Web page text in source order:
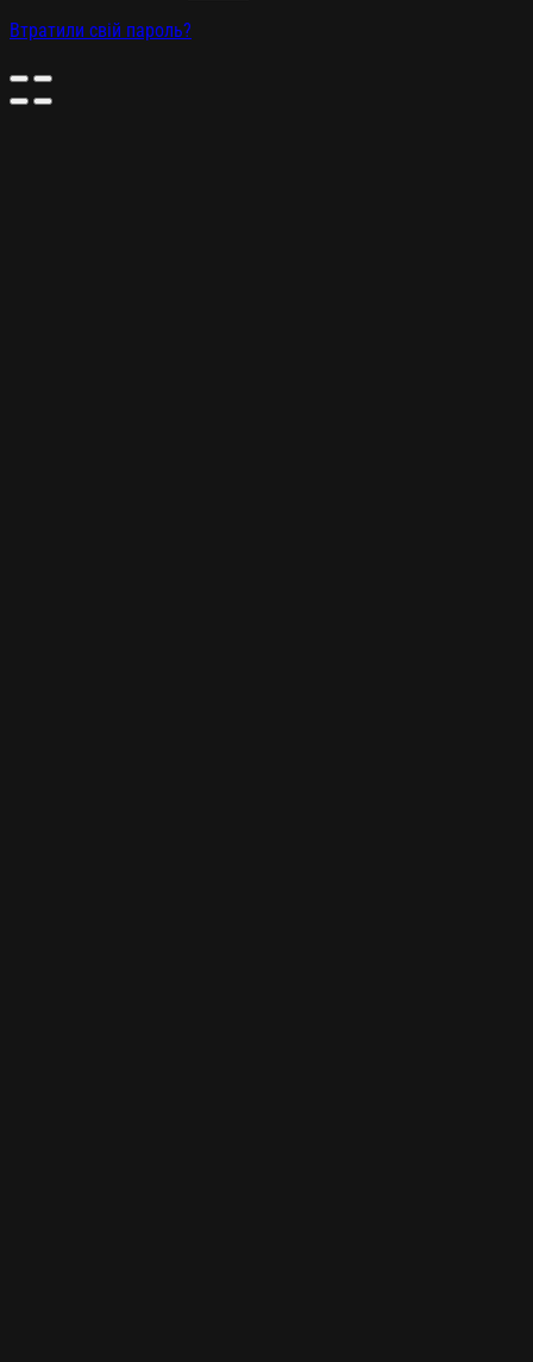
Втратили свій пароль?